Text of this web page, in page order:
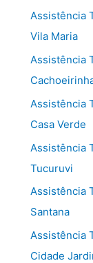
Assistência
Vila Maria
Assistência
Assistência
Casa Verde
Assistência
Tucuruvi
Assistência
Santana
Assistência
Cidade